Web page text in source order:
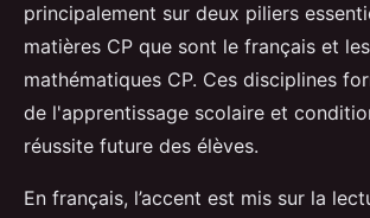
principalement sur deux piliers
matières CP que sont le français et les
mathématiques CP. Ces disciplines
de l'apprentissage scolaire et
réussite future des élèves.
En français, l’accent est mis sur la